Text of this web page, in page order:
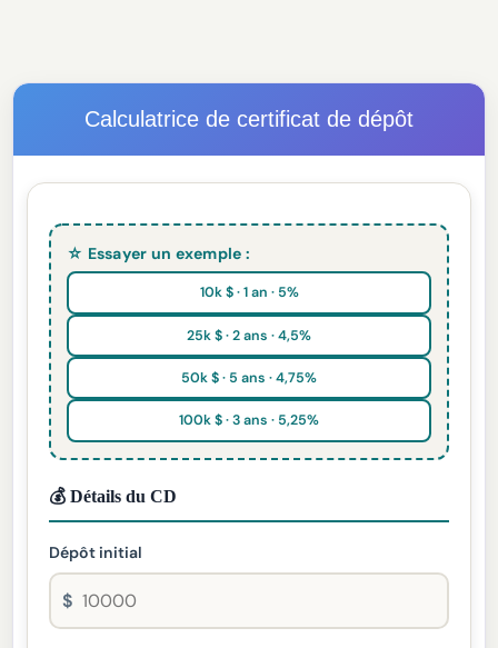
Calculatrice de certificat de dépôt
☆ Essayer un exemple :
10k $ · 1 an · 5%
25k $ · 2 ans · 4,5%
50k $ · 5 ans · 4,75%
100k $ · 3 ans · 5,25%
💰 Détails du CD
Dépôt initial
$